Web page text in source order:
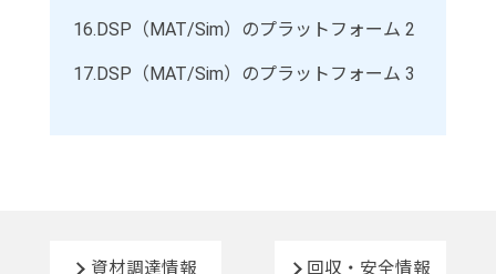
16.DSP（MAT/Sim）のプラットフォーム 2
17.DSP（MAT/Sim）のプラットフォーム 3
資材調達情報 回収・安全情報